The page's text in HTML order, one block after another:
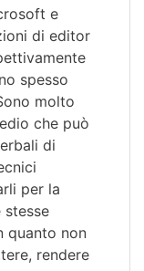
e
di editor
spesso
molto
che può
di
per la
stesse
quanto non
rendere